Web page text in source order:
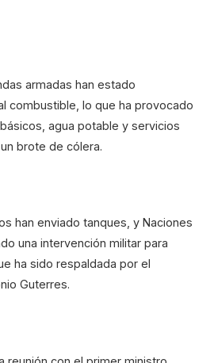
armadas han estado
combustible, lo que ha provocado
agua potable y servicios
brote de cólera.
han enviado tanques, y Naciones
una intervención militar para
ha sido respaldada por el
Guterres.